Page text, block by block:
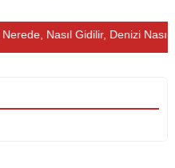
Nasıl Gidilir, Denizi Nasıl?